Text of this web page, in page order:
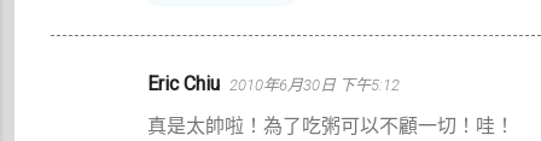
Eric Chiu 2010年6月30日 下午5:12
真是太帥啦！為了吃粥可以不顧一切！哇！